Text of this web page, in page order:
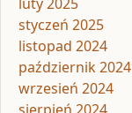
styczeń 2025
listopad 2024
październik 2024
wrzesień 2024
sierpień 2024